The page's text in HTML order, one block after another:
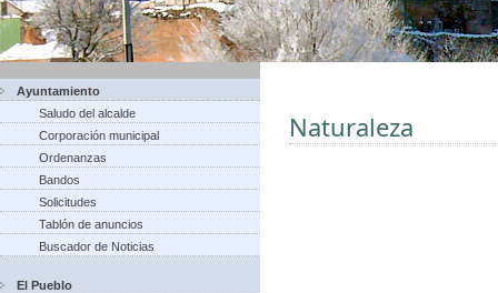
Ayuntamiento
Saludo del alcalde
Corporación municipal
Ordenanzas
Bandos
Solicitudes
Tablón de anuncios
Buscador de Noticias
El Pueblo
Naturaleza